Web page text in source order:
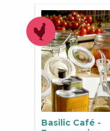
Basilic Café -